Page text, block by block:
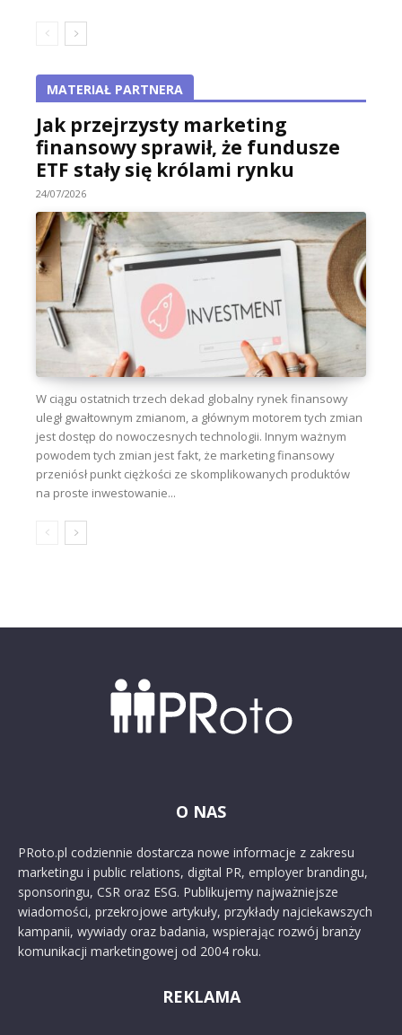
MATERIAŁ PARTNERA
Jak przejrzysty marketing
finansowy sprawił, że fundusze
ETF stały się królami rynku
24/07/2026
W ciągu ostatnich trzech dekad globalny rynek finansowy
uległ gwałtownym zmianom, a głównym motorem tych zmian
jest dostęp do nowoczesnych technologii. Innym ważnym
powodem tych zmian jest fakt, że marketing finansowy
przeniósł punkt ciężkości ze skomplikowanych produktów
na proste inwestowanie...
O NAS
PRoto.pl codziennie dostarcza nowe informacje z zakresu
marketingu i public relations, digital PR, employer brandingu,
sponsoringu, CSR oraz ESG. Publikujemy najważniejsze
wiadomości, przekrojowe artykuły, przykłady najciekawszych
kampanii, wywiady oraz badania, wspierając rozwój branży
komunikacji marketingowej od 2004 roku.
REKLAMA